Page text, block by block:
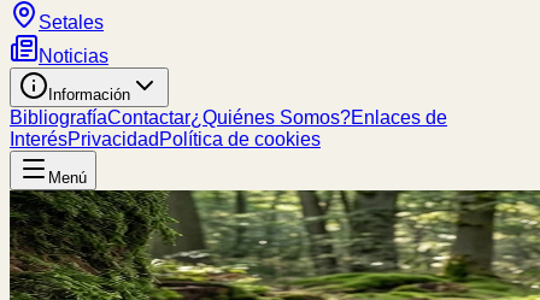
Setales
Noticias
Información
BibliografíaContactar¿Quiénes Somos?Enlaces de
InterésPrivacidad Política de cookies
Menú